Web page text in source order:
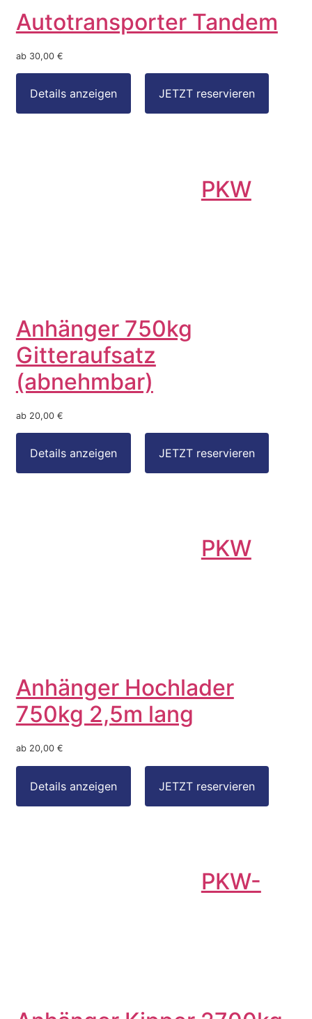
Autotransporter Tandem
ab 30,00 €
PKW
Anhänger 750kg
Gitteraufsatz
(abnehmbar)
ab 20,00 €
PKW
Anhänger Hochlader
750kg 2,5m lang
ab 20,00 €
PKW-